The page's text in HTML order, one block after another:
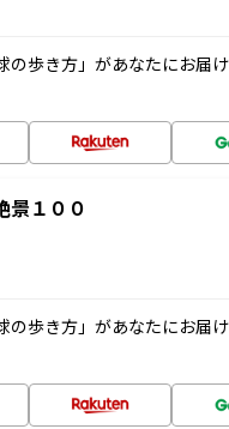
の歩き方」があなたにお届
景１００
の歩き方」があなたにお届